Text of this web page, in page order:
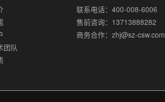
团队
联系电话：400-008-6006
售前咨询：13713888282
商务合作：zhj@sz-csw.com